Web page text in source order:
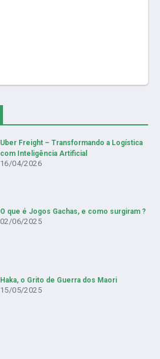
Uber Freight – Transformando a Logística
com Inteligência Artificial
16/04/2026
O que é Jogos Gachas, e como surgiram ?
02/06/2025
Haka, o Grito de Guerra dos Maori
15/05/2025